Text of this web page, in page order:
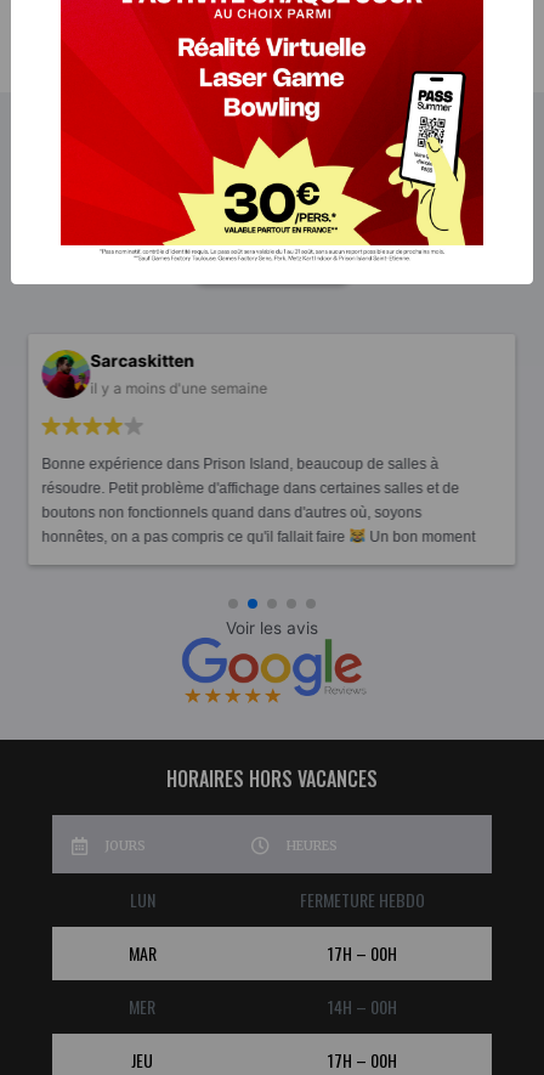
Nos avis Google
Games Factory BESANCON
4.5/5 (2068 avis)
notez nous sur
Sarcaskitten
il y a moins d'une semaine
Bonne expérience dans Prison Island, beaucoup de salles à
résoudre. Petit problème d'affichage dans certaines salles et de
boutons non fonctionnels quand dans d'autres où, soyons
honnêtes, on a pas compris ce qu'il fallait faire
Un bon moment
passé sinon, j'y retournerais avec grand plaisir
HORAIRES HORS VACANCES
JOURS HEURES
LUN FERMETURE HEBDO
MAR 17H – 00H
MER 14H – 00H
JEU 17H – 00H